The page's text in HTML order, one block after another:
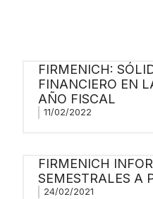
FIRMENICH:
FINANCIERO EN
AÑO FISCAL
11/02/2022
FIRMENICH
SEMESTRALES A
24/02/2021